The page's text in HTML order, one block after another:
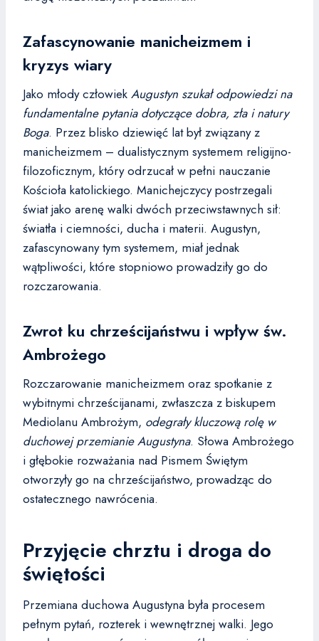
Zafascynowanie manicheizmem i
kryzys wiary
Jako młody człowiek Augustyn szukał odpowiedzi na
fundamentalne pytania dotyczące dobra, zła i natury
Boga. Przez blisko dziewięć lat był związany z
manicheizmem – dualistycznym systemem religijno-
filozoficznym, który odrzucał w pełni nauczanie
Kościoła katolickiego. Manichejczycy postrzegali
świat jako arenę walki dwóch przeciwstawnych sił:
światła i ciemności, ducha i materii. Augustyn,
zafascynowany tym systemem, miał jednak
wątpliwości, które stopniowo prowadziły go do
rozczarowania.
Zwrot ku chrześcijaństwu i wpływ św.
Ambrożego
Rozczarowanie manicheizmem oraz spotkanie z
wybitnymi chrześcijanami, zwłaszcza z biskupem
Mediolanu Ambrożym, odegrały kluczową rolę w
duchowej przemianie Augustyna. Słowa Ambrożego
i głębokie rozważania nad Pismem Świętym
otworzyły go na chrześcijaństwo, prowadząc do
ostatecznego nawrócenia.
Przyjęcie chrztu i droga do
świętości
Przemiana duchowa Augustyna była procesem
pełnym pytań, rozterek i wewnętrznej walki. Jego